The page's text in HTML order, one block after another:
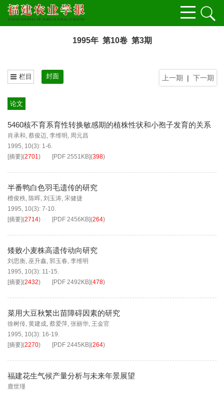
1995年 第10卷 第3期
上一期 | 下一期
栏目 封面
论文
5460核不育系育性转换敏感期的植株性状和小孢子发育的关系
肖承和, 蔡俊迈, 李维明 , 周元昌
1995, 10(3): 1-6.
[摘要](2701) [PDF 2551KB](398)
半番鸭白色羽毛遗传的研究
檀俊秩, 陈晖, 刘玉涛, 宋健捷
1995, 10(3): 7-10.
[摘要](2714) [PDF 2456KB](264)
矮败小麦株高遗传动向研究
刘思衡, 巫升鑫, 郭玉春, 李维明
1995, 10(3): 11-15.
[摘要](2432) [PDF 2492KB](478)
菜用大豆秋繁出苗障碍因素的研究
徐树传, 黄建成, 蔡爱萍, 张丽华, 王金官
1995, 10(3): 16-19.
[摘要](2270) [PDF 2445KB](264)
福建花生气候产量分析与未来年景展望
鹿世瑾